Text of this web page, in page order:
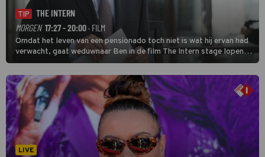
TIP
THE INTERN
MORGEN 17:27 - 20:00· FILM
Omdat het leven van een pensionado toch niet is wat hij ervan had
verwacht, gaat weduwnaar Ben in de film The Intern stage lopen
bij de hippe webwinkel van Jules, wat een gouden zet blijkt te zijn.
LIVE